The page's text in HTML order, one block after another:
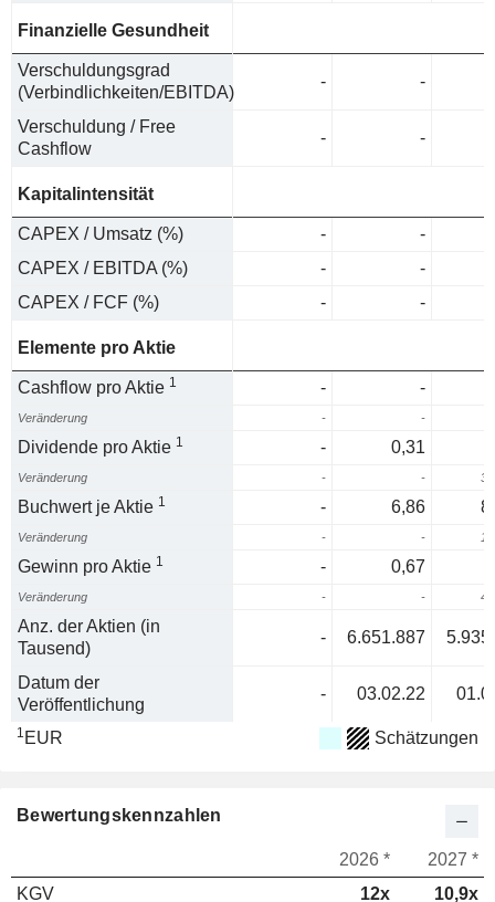
Finanzielle Gesundheit
Verschuldungsgrad
(Verbindlichkeiten/EBITDA)
- -
Verschuldung / Free
Cashflow
- -
Kapitalintensität
CAPEX / Umsatz (%) -
-
CAPEX / EBITDA (%)
-
-
CAPEX / FCF (%)
- -
Elemente pro Aktie
Cashflow pro Aktie 1 - -
Veränderung - -
Dividende pro Aktie 1 - 0,31
Veränderung - -
Buchwert je Aktie 1 - 6,86
Veränderung - -
Gewinn pro Aktie 1 - 0,67
Veränderung - -
Anz. der Aktien (in
Tausend)
- 6.651.887
Datum der
Veröffentlichung
- 03.02.22
1 EUR Schätzungen
Bewertungskennzahlen
2026 *
2027 *
KGV
12x 10,9x